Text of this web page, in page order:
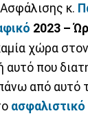
κ.
2023 –
χώρα
που
από αυτό